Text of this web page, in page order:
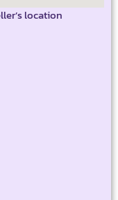
location